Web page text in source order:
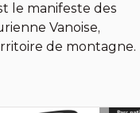
le manifeste des
Vanoise,
de montagne.